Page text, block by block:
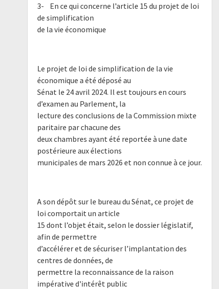
3- En ce qui concerne l’article 15 du projet de loi
de simplification
de la vie économique
Le projet de loi de simplification de la vie
économique a été déposé au
Sénat le 24 avril 2024. Il est toujours en cours
d’examen au Parlement, la
lecture des conclusions de la Commission mixte
paritaire par chacune des
deux chambres ayant été reportée à une date
postérieure aux élections
municipales de mars 2026 et non connue à ce jour.
A son dépôt sur le bureau du Sénat, ce projet de
loi comportait un article
15 dont l’objet était, selon le dossier législatif,
afin de permettre
d’accélérer et de sécuriser l’implantation des
centres de données, de
permettre la reconnaissance de la raison
impérative d'intérêt public